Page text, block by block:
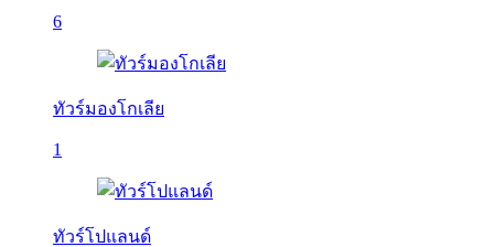
6
ทัวร์มองโกเลีย
1
ทัวร์โปแลนด์